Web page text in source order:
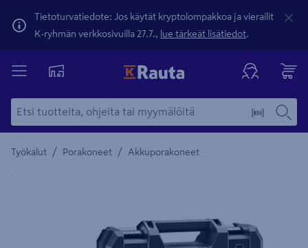
Tietoturvatiedote: Jos käytät kryptolompakkoa ja vierailit
K-ryhmän verkkosivuilla 27.7., lue tärkeät lisätiedot.
Työkalut / Porakoneet / Akkuporakoneet
Yksityiskohtainen kuvaus löytyy Tuotteen kuvaus -